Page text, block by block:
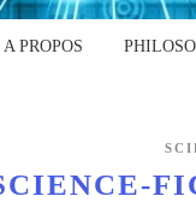
A PROPOS